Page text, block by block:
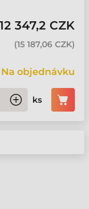
12 347,2 CZK
(15 187,06 CZK)
Na objednávku
ks